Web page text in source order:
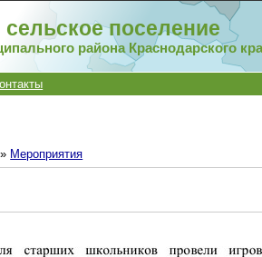
поселение
района Краснодарского
» Мероприятия